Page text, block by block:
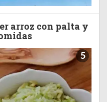
arroz con palta y
5